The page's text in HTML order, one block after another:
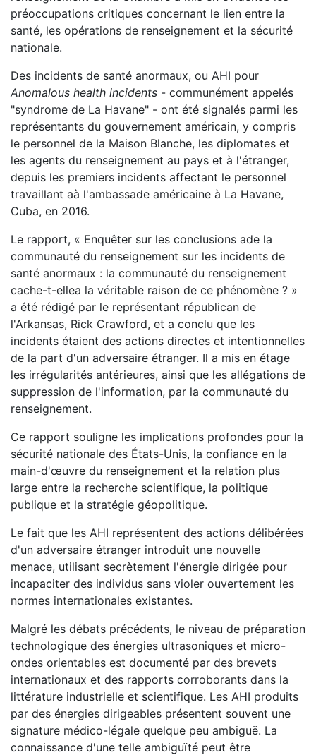
préoccupations critiques concernant le lien entre la
santé, les opérations de renseignement et la sécurité
nationale.
Des incidents de santé anormaux, ou AHI pour
Anomalous health incidents - communément appelés
"syndrome de La Havane" - ont été signalés parmi les
représentants du gouvernement américain, y compris
le personnel de la Maison Blanche, les diplomates et
les agents du renseignement au pays et à l'étranger,
depuis les premiers incidents affectant le personnel
travaillant aà l'ambassade américaine à La Havane,
Cuba, en 2016.
Le rapport, « Enquêter sur les conclusions ade la
communauté du renseignement sur les incidents de
santé anormaux : la communauté du renseignement
cache-t-ellea la véritable raison de ce phénomène ? »
a été rédigé par le représentant républican de
l'Arkansas, Rick Crawford, et a conclu que les
incidents étaient des actions directes et intentionnelles
de la part d'un adversaire étranger. Il a mis en étage
les irrégularités antérieures, ainsi que les allégations de
suppression de l'information, par la communauté du
renseignement.
Ce rapport souligne les implications profondes pour la
sécurité nationale des États-Unis, la confiance en la
main-d'œuvre du renseignement et la relation plus
large entre la recherche scientifique, la politique
publique et la stratégie géopolitique.
Le fait que les AHI représentent des actions délibérées
d'un adversaire étranger introduit une nouvelle
menace, utilisant secrètement l'énergie dirigée pour
incapaciter des individus sans violer ouvertement les
normes internationales existantes.
Malgré les débats précédents, le niveau de préparation
technologique des énergies ultrasoniques et micro-
ondes orientables est documenté par des brevets
internationaux et des rapports corroborants dans la
littérature industrielle et scientifique. Les AHI produits
par des énergies dirigeables présentent souvent une
signature médico-légale quelque peu ambiguë. La
connaissance d'une telle ambiguïté peut être